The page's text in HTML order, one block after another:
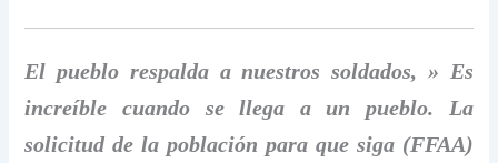
El pueblo respalda a nuestros soldados, » Es
increíble cuando se llega a un pueblo. La
solicitud de la población para que siga (FFAA)